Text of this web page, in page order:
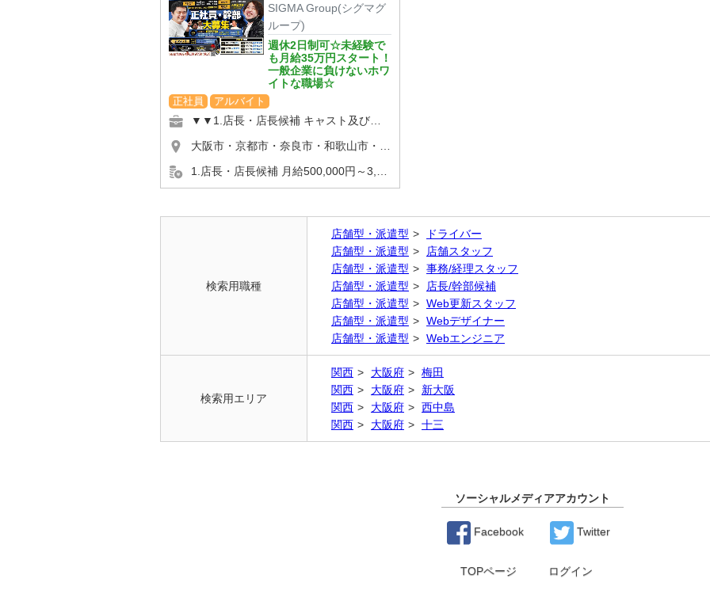
SIGMA Group(シグマグ
ループ)
週休2日制可☆未経験で
も月給35万円スタート！
一般企業に負けないホワ
イトな職場☆
正社員 アルバイト
検索用職種
店舗型・派遣型
ドライバー
店舗型・派遣型
店舗スタッフ
店舗型・派遣型
事務/経理スタッフ
店舗型・派遣型
店長/幹部候補
店舗型・派遣型
Web更新スタッフ
店舗型・派遣型
Webデザイナー
店舗型・派遣型
Webエンジニア
検索用エリア
関西 大阪府
梅田
関西
大阪府
新大阪
関西
大阪府
西中島
関西
大阪府 十三
ソーシャルメディアアカウント
Facebook Twitter
TOPページ ログイン